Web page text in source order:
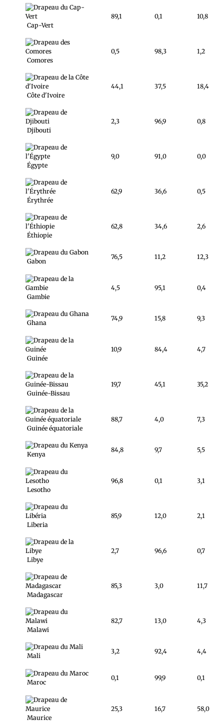
Cap-Vert
89,1 0,1 10,8
Comores
0,5 98,3 1,2
Côte d'Ivoire
44,1 37,5 18,4
Djibouti
2,3 96,9 0,8
Égypte
9,0 91,0 0,0
Érythrée
62,9 36,6 0,5
Éthiopie
62,8 34,6 2,6
Gabon
76,5 11,2 12,3
Gambie
4,5 95,1 0,4
Ghana
74,9 15,8 9,3
Guinée
10,9 84,4 4,7
Guinée-Bissau
19,7 45,1 35,2
Guinée équatoriale
88,7 4,0 7,3
Kenya
84,8 9,7 5,5
Lesotho
96,8 0,1 3,1
Liberia
85,9 12,0 2,1
Libye
2,7 96,6 0,7
Madagascar
85,3 3,0 11,7
Malawi
82,7 13,0 4,3
Mali
3,2 92,4 4,4
Maroc
0,1 99,9 0,1
Maurice
25,3 16,7 58,0